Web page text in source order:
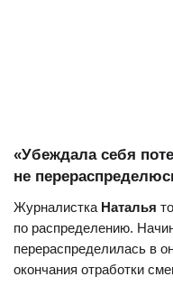
«Убеждала себя
не
Журналистка Наталья
по распределению.
перераспределилась в
окончания отработки